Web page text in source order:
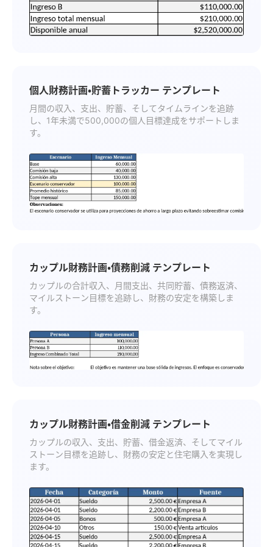
個人財務計画・貯蓄トラッカー テンプレート
月間の収入、支出、貯蓄、そしてタイムラインを追跡
し、1年未満で500,000の個人目標達成をサポートしま
す。
カップル財務計画・債務削減 テンプレート
カップルの合計収入、月間支出、共同貯蓄、債務返済、
マイルストーン目標を追跡し、財務の安定を構築しま
す。
カップル財務計画・借金削減 テンプレート
カップルの収入、支出、貯蓄、借金返済、そしてマイル
ストーン目標を追跡し、財務の安定と住宅購入を実現し
ます。